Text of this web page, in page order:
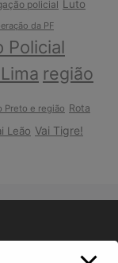
policial Luto
da PF
Policial
região
Preto e região Rota
Leão Vai Tigre!